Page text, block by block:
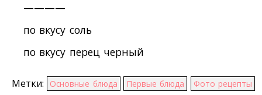
————
по вкусу соль
по вкусу перец черный
Метки: Основные блюда Первые блюда Фото рецепты